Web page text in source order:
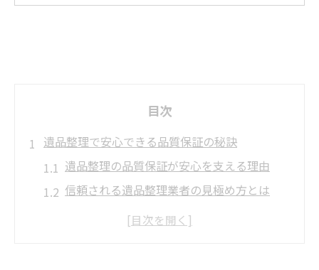
目次
遺品整理で安心できる品質保証の秘訣
遺品整理の品質保証が安心を支える理由
信頼される遺品整理業者の見極め方とは
遺品整理サービスの資格と実績を確認する